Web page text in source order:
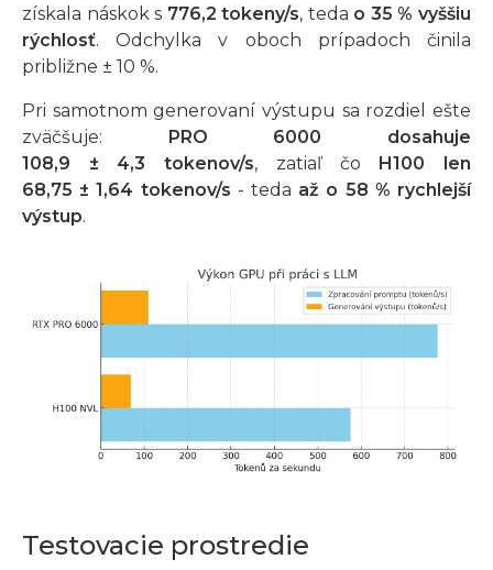
získala náskok s 776,2 tokeny/s, teda o 35 % vyššiu
rýchlosť. Odchylka v oboch prípadoch činila
približne ± 10 %.
Pri samotnom generovaní výstupu sa rozdiel ešte
zväčšuje:
PRO 6000 dosahuje
108,9 ± 4,3 tokenov/s, zatiaľ čo
H100 len
68,75 ± 1,64 tokenov/s - teda až o 58 % rychlejší
výstup.
Testovacie prostredie